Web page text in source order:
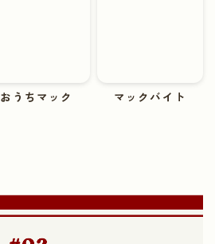
おうちマック マックバイト